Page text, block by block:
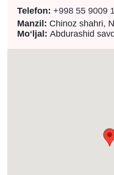
Telefon: +998 55 9009
Manzil: Chinoz shahri,
Moʻljal: Abdurashid